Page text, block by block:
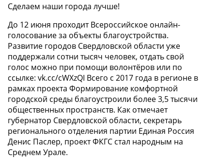
Сделаем наши города лучше!
До 12 июня проходит Всероссийское онлайн-
голосование за объекты благоустройства.
Развитие городов Свердловской области уже
поддержали сотни тысяч человек, отдать свой
голос можно при помощи волонтёров или по
ссылке: vk.cc/cWXzQI Всего с 2017 года в регионе в
рамках проекта Формирование комфортной
городской среды благоустроили более 3,5 тысячи
общественных пространств. Как отмечает
губернатор Свердловской области, секретарь
регионального отделения партии Единая Россия
Денис Паслер, проект ФКГС стал народным на
Среднем Урале.